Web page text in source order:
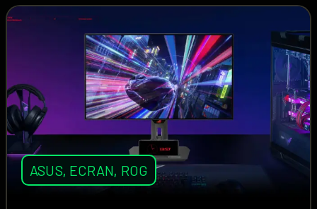
ASUS, ECRAN, ROG